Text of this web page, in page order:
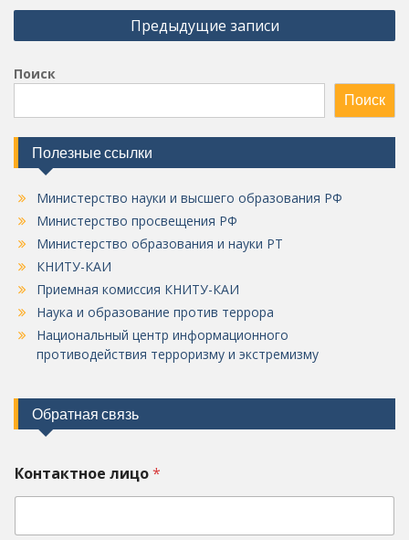
Навигация
по
записям
Предыдущие записи
Поиск
Поиск
Полезные ссылки
Министерство науки и высшего образования РФ
Министерство просвещения РФ
Министерство образования и науки РТ
КНИТУ-КАИ
Приемная комиссия КНИТУ-КАИ
Наука и образование против террора
Национальный центр информационного
противодействия терроризму и экстремизму
Обратная связь
Контактное лицо*